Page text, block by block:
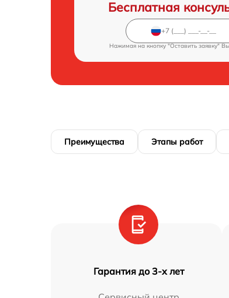
Бесплатная
Нажимая на кнопку "Оставить заявку"
Преимущества Этапы работ
Гарантия до 3-х лет